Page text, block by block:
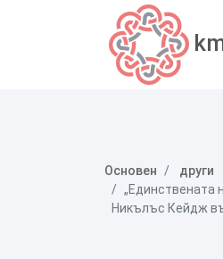
Основен
други
„Единствената
Никълъс Кейдж